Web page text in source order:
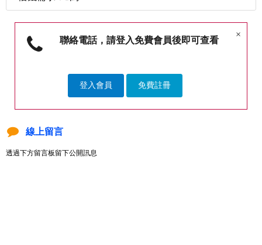
×
聯絡電話，請登入免費會員後即可查看
登入會員 免費註冊
線上留言
透過下方留言板留下公開訊息